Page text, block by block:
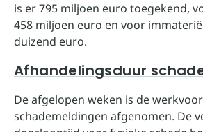
is er 795 miljoen euro toegekend,
458 miljoen euro en voor
duizend euro.
Afhandelingsduur
De afgelopen weken is de
schademeldingen afgenomen. De